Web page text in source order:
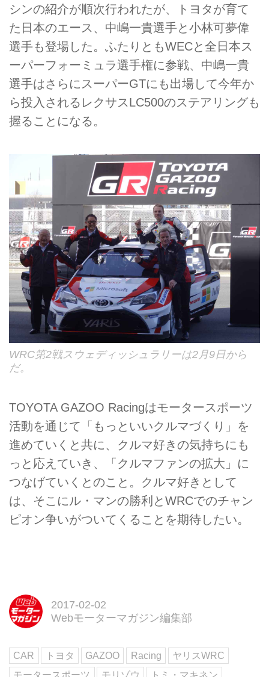
シンの紹介が順次行われたが、トヨタが育て
た日本のエース、中嶋一貴選手と小林可夢偉
選手も登場した。ふたりともWECと全日本ス
ーパーフォーミュラ選手権に参戦、中嶋一貴
選手はさらにスーパーGTにも出場して今年か
ら投入されるレクサスLC500のステアリングも
握ることになる。
WRC第2戦スウェディッシュラリーは2月9日から
だ。
TOYOTA GAZOO Racingはモータースポーツ
活動を通じて「もっといいクルマづくり」を
進めていくと共に、クルマ好きの気持ちにも
っと応えていき、「クルマファンの拡大」に
つなげていくとのこと。クルマ好きとして
は、そこにル・マンの勝利とWRCでのチャン
ピオン争いがついてくることを期待したい。
2017-02-02
Webモーターマガジン編集部
CAR トヨタ GAZOO Racing
ヤリスWRC
モータースポーツ
モリゾウ トミ・マキネン